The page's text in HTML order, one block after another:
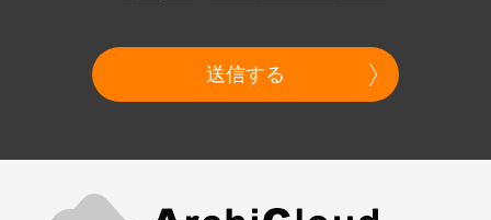
送信する